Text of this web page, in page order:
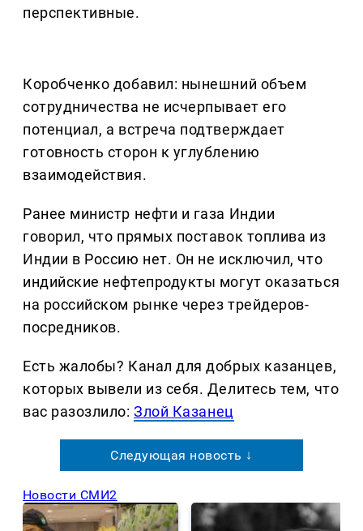
перспективные.
Коробченко добавил: нынешний объем
сотрудничества не исчерпывает его
потенциал, а встреча подтверждает
готовность сторон к углублению
взаимодействия.
Ранее министр нефти и газа Индии
говорил, что прямых поставок топлива из
Индии в Россию нет. Он не исключил, что
индийские нефтепродукты могут оказаться
на российском рынке через трейдеров-
посредников.
Есть жалобы? Канал для добрых казанцев,
которых вывели из себя. Делитеcь тем, что
вас разозлило:Злой Казанец
Следующая новость ↓
Новости СМИ2